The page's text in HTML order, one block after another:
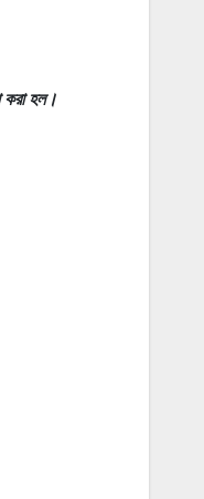
করা হল।